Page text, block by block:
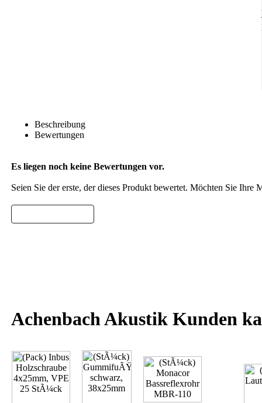
Beschreibung
Bewertungen
Es liegen noch keine Bewertungen vor.
Seien Sie der erste, der dieses Produkt bewertet. Möchten Sie Ihre
Achenbach Akustik Kunden